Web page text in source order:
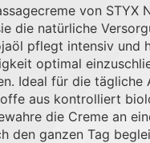
von
die natürliche
pflegt intensiv und
optimal
Ideal für die
aus kontrolliert
die Creme an
den ganzen Tag